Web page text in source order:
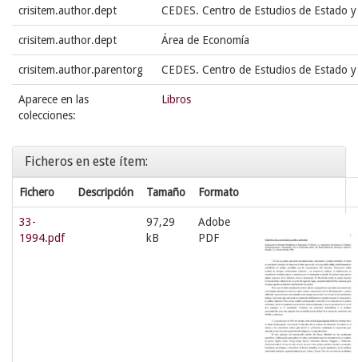
crisitem.author.dept CEDES. Centro de Estudios de Estado
crisitem.author.dept Área de Economía
crisitem.author.parentorg CEDES. Centro de Estudios de Estado
Aparece en las
colecciones:
Libros
Ficheros en este ítem:
Fichero Descripción Tamaño Formato
33-
1994.pdf
97,29
kB
Adobe
PDF